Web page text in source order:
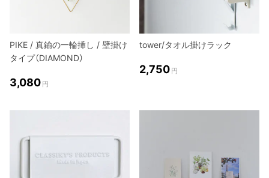
PIKE / 真鍮の一輪挿し / 壁掛け
タイプ（DIAMOND）
3,080 円
tower/タオル掛けラック
2,750 円